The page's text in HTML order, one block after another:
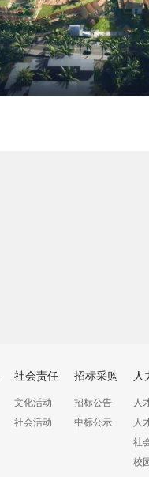
社会责任
文化活动
社会活动
招标采购
招标公告
中标公示
人
人
人
社
校